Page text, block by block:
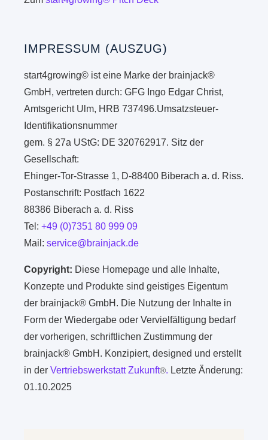
IMPRESSUM (AUSZUG)
start4growing© ist eine Marke der brainjack®
GmbH, vertreten durch: GFG Ingo Edgar Christ,
Amtsgericht Ulm, HRB 737496.Umsatzsteuer-
Identifikationsnummer
gem. § 27a UStG: DE 320762917. Sitz der
Gesellschaft:
Ehinger-Tor-Strasse 1, D-88400 Biberach a. d. Riss.
Postanschrift: Postfach 1622
88386 Biberach a. d. Riss
Tel:+49 (0)7351 80 999 09
Mail:service@brainjack.de
Copyright: Diese Homepage und alle Inhalte,
Konzepte und Produkte sind geistiges Eigentum
der brainjack® GmbH. Die Nutzung der Inhalte in
Form der Wiedergabe oder Vervielfältigung bedarf
der vorherigen, schriftlichen Zustimmung der
brainjack® GmbH. Konzipiert, designed und erstellt
in derVertriebswerkstatt Zukunft®. Letzte Änderung:
01.10.2025